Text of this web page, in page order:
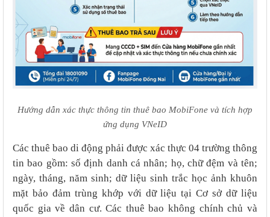
Hướng dẫn xác thực thông tin thuê bao MobiFone và tích hợp
ứng dụng VNeID
Các thuê bao di động phải được xác thực 04 trường thông
tin bao gồm: số định danh cá nhân; họ, chữ đệm và tên;
ngày, tháng, năm sinh; dữ liệu sinh trắc học ảnh khuôn
mặt bảo đảm trùng khớp với dữ liệu tại Cơ sở dữ liệu
quốc gia về dân cư. Các thuê bao không chính chủ và